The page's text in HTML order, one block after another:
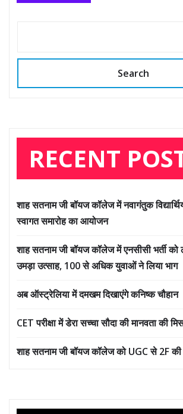
Search
RECENT
शाह सतनाम जी बॉयज कॉलेज में नवागंतुक
स्वागत समारोह का आयोजन
शाह सतनाम जी बॉयज कॉलेज में एनसीसी भर्ती को
उमड़ा उत्साह, 100 से अधिक युवाओं ने लिया भाग
अब ऑस्ट्रेलिया में दमखम दिखाएंगे कनिष्क चौहान
CET परीक्षा में डेरा सच्चा सौदा की मानवता की
शाह सतनाम जी बॉयज कॉलेज को UGC से 2F की